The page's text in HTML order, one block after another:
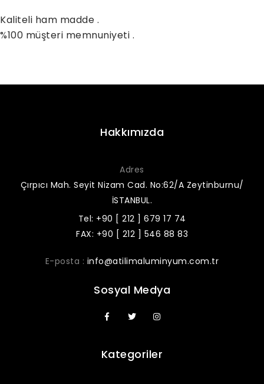
Kaliteli ham madde .
%100 müşteri memnuniyeti .
Hakkımızda
Adres
Çırpıcı Mah. Seyit Nizam Cad. No:62/A Zeytinburnu/
İSTANBUL.
Tel: +90 [ 212 ] 679 17 74
FAX: +90 [ 212 ] 546 88 83
E-posta : info@atilimaluminyum.com.tr
Sosyal Medya
Kategoriler